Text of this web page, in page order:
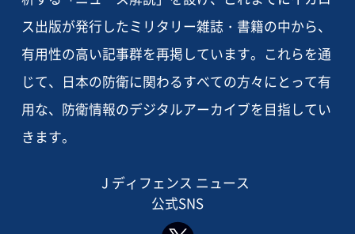
ス出版が発行したミリタリー雑誌・書籍の中から、
有用性の高い記事群を再掲しています。これらを通
じて、日本の防衛に関わるすべての方々にとって有
用な、防衛情報のデジタルアーカイブを目指してい
きます。
J ディフェンス ニュース
公式SNS